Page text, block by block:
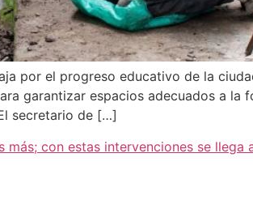
por el progreso educativo de la
garantizar espacios adecuados a la
secretario de […]
con estas intervenciones se